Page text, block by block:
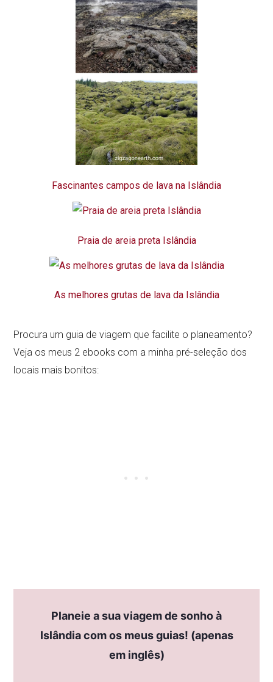
Fascinantes campos de lava na Islândia
Praia de areia preta Islândia
As melhores grutas de lava da Islândia
Procura um guia de viagem que facilite o planeamento?
Veja os meus 2 ebooks com a minha pré-seleção dos
locais mais bonitos:
Planeie a sua viagem de sonho à
Islândia com os meus guias! (apenas
em inglês)